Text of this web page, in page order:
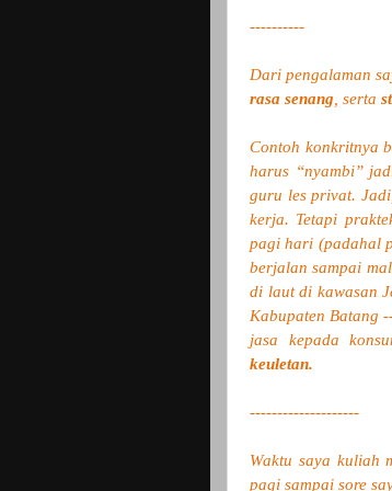
----------
Dari pengalaman
rasa senang , serta
Contoh konkritnya
harus “nyambi”
guru les privat.
kerja. Tetapi
pagi hari (padahal
berjalan sampai
di lautdi kawasan
Kabupaten Batang
jasa kepada
keuletan.
--------------------
Waktu saya kuliah
pagi sampai sore